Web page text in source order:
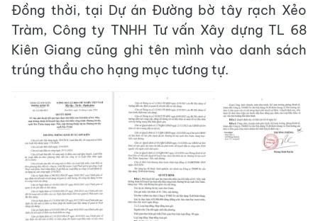
Đồng thời, tại Dự án Đường bờ tây rạch Xẻo
Tràm, Công ty TNHH Tư vấn Xây dựng TL 68
Kiên Giang cũng ghi tên mình vào danh sách
trúng thầu cho hạng mục tương tự.